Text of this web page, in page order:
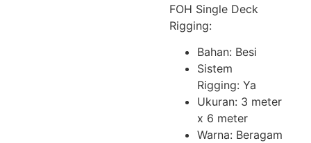
FOH Single Deck
Rigging:
Bahan: Besi
Sistem
Rigging: Ya
Ukuran: 3 meter
x 6 meter
Warna: Beragam